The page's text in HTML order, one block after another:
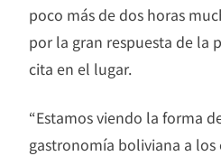
poco más de dos horas
por la gran respuesta de la
cita en el lugar.
“Estamos viendo la forma
gastronomía boliviana a